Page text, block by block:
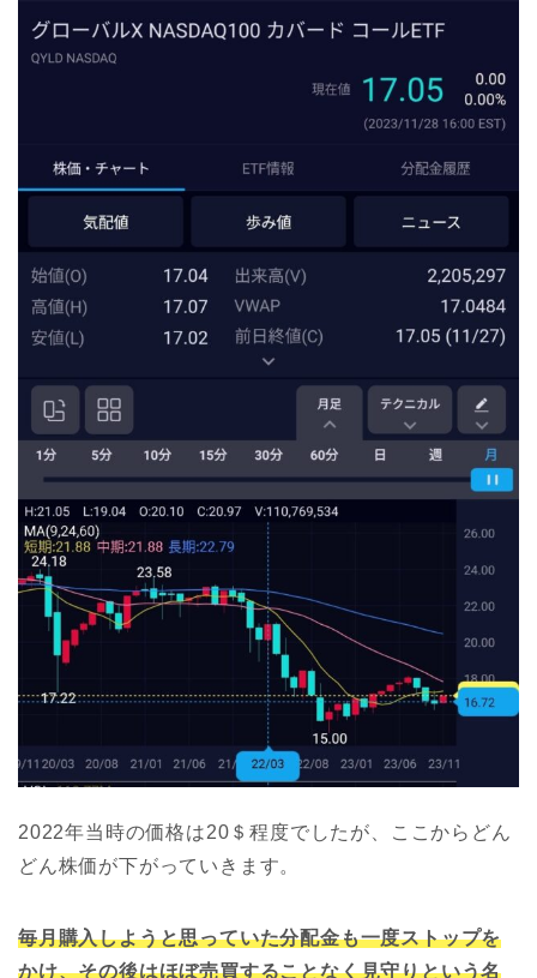
2022年当時の価格は20＄程度でしたが、ここからどん
どん株価が下がっていきます。
毎月購入しようと思っていた分配金も一度ストップを
かけ、その後はほぼ売買することなく見守りという名